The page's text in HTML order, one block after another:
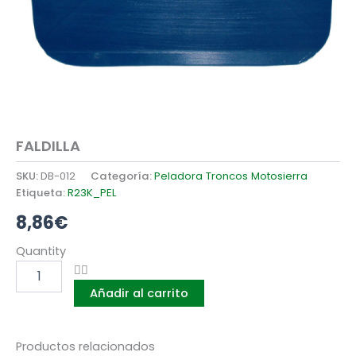
FALDILLA
SKU:DB-012 Categoría:Peladora Troncos Motosierra
Etiqueta:R23K_PEL
8,86€
Quantity
FALDILLA
cantidad
Añadir al carrito
Productos relacionados